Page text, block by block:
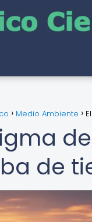
Medio Ambiente
de